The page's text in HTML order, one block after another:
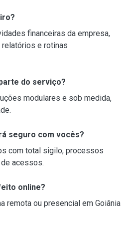
financeiras da empresa,
relatórios e rotinas
do serviço?
modulares e sob medida,
seguro com vocês?
com total sigilo, processos
acessos.
online?
remota ou presencial em Goiânia